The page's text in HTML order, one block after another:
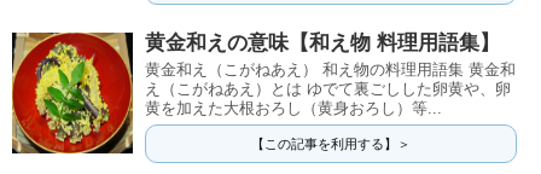
黄金和えの意味【和え物 料理用語集】
黄金和え（こがねあえ） 和え物の料理用語集 黄金和
え（こがねあえ）とは ゆでて裏ごしした卵黄や、卵
黄を加えた大根おろし（黄身おろし）等...
【この記事を利用する】＞